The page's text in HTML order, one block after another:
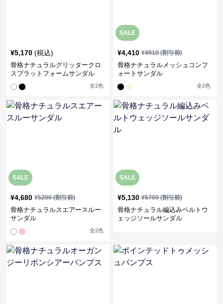
¥5,170 (税込)
骨格ナチュラルグリッタークロ
スプラットフォームサンダル
全2色
SALE
¥4,410 ¥4910(割引前)
骨格ナチュラルメッシュコンフ
ォートサンダル
全2色
SALE
¥4,680 ¥5200(割引前)
骨格ナチュラルスエアースルー
サンダル
全2色
SALE
¥5,130 ¥5700(割引前)
骨格ナチュラル編込みベルトウ
ェッジソールサンダル